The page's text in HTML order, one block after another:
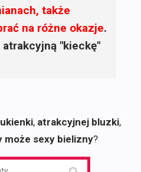
także
na różne okazje.
atrakcyjną "kieckę"
, atrakcyjnej bluzki,
może sexy bielizny?